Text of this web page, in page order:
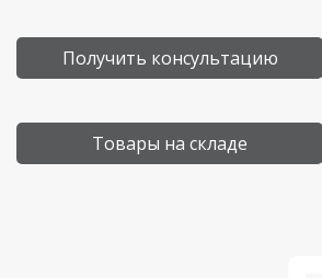
Получить консультацию
Товары на складе